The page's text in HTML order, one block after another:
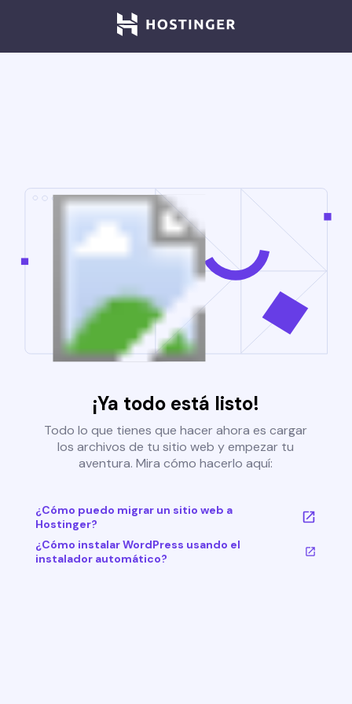
¡Ya todo está listo!
Todo lo que tienes que hacer ahora es cargar
los archivos de tu sitio web y empezar tu
aventura. Mira cómo hacerlo aquí:
¿Cómo puedo migrar un sitio web a
Hostinger?
¿Cómo instalar WordPress usando el
instalador automático?